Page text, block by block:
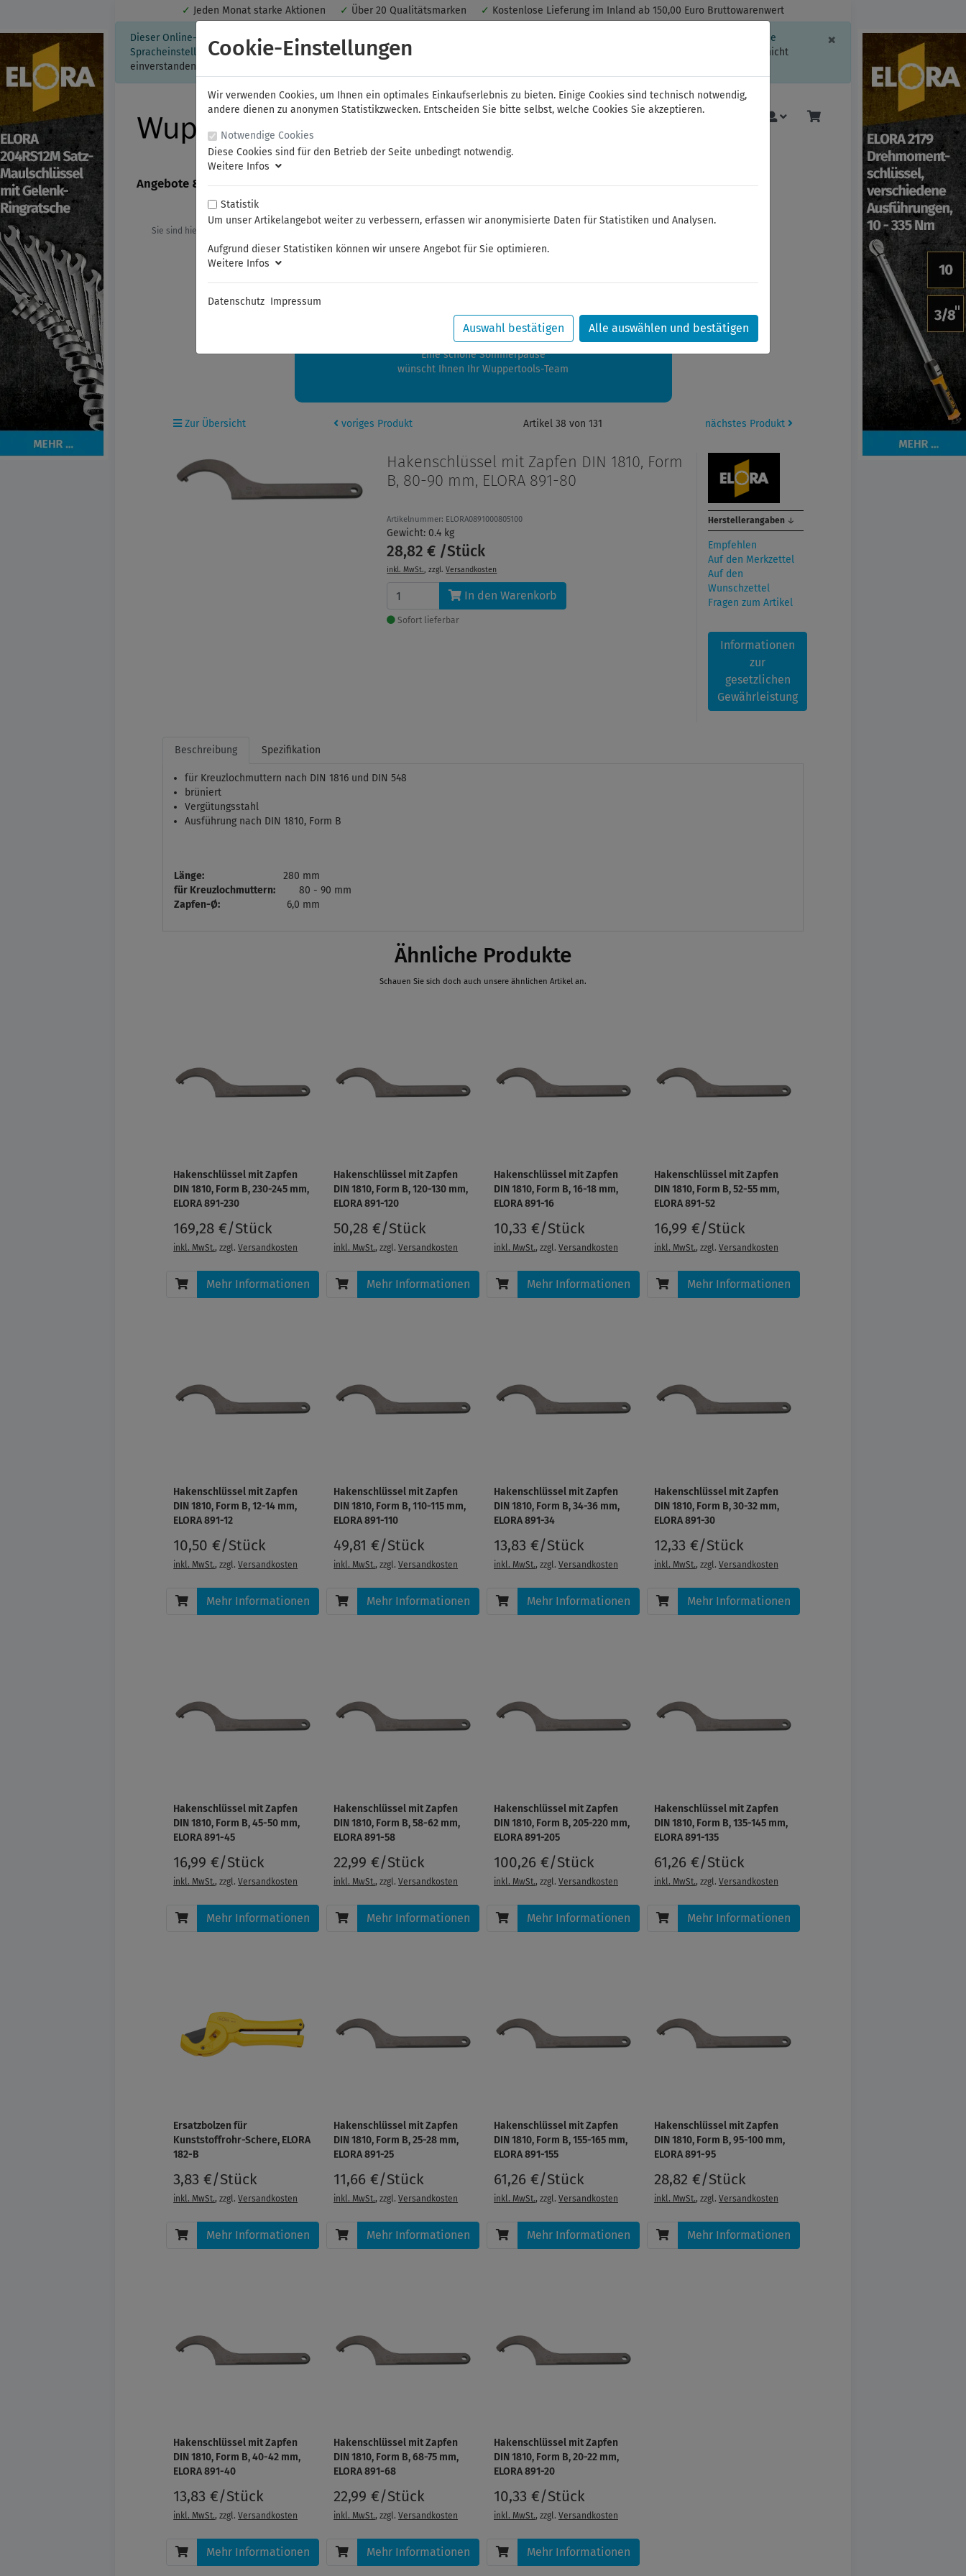
✓ Jeden Monat starke Aktionen ✓ Über 20 Qualitätsmarken ✓ Kostenlose Lieferung im Inland ab 150,00 Euro Bruttowarenwert
× Schließen
Dieser Online-Shop verwendet Cookies für ein optimales Einkaufserlebnis. Dabei werden beispielsweise die Session-Informationen oder die
Spracheinstellung auf Ihrem Rechner gespeichert. Ohne Cookies ist der Funktionsumfang des Online-Shops eingeschränkt.
Sind Sie damit nicht
einverstanden, klicken Sie bitte hier.
Angebote & Neuheiten FAMAG NWS ELORA FELO Bauer & Böcker Mehr
Sie sind hier:
Sommerferien
zwischen 28.07.2026 und 21.08.2026 machen auch wir Urlaub.
Ihre Bestellungen in diesem Zeitraum werden ab dem 24.08.2026 verschickt.
Eine schöne Sommerpause
wünscht Ihnen Ihr Wuppertools-Team
Zur Übersicht voriges Produkt Artikel 38 von 131 nächstes Produkt
Hakenschlüssel mit Zapfen DIN 1810, Form
B, 80-90 mm, ELORA 891-80
Artikelnummer: ELORA0891000805100
Gewicht: 0.4 kg
28,82 € /Stück
inkl. MwSt., zzgl.Versandkosten
In den Warenkorb
Sofort lieferbar
Herstellerangaben ↓
Empfehlen
Auf den Merkzettel
Auf den
Wunschzettel
Fragen zum Artikel
Informationen
zur
gesetzlichen
Gewährleistung
Beschreibung Spezifikation
für Kreuzlochmuttern nach DIN 1816 und DIN 548
brüniert
Vergütungsstahl
Ausführung nach DIN 1810, Form B
Länge:
280 mm
für Kreuzlochmuttern:
80 - 90 mm
Zapfen-Ø:
6,0 mm
Ähnliche Produkte
Schauen Sie sich doch auch unsere ähnlichen Artikel an.
Hakenschlüssel mit Zapfen
DIN 1810, Form B, 230-245 mm,
ELORA 891-230
169,28 €/Stück
inkl. MwSt., zzgl.Versandkosten
Mehr Informationen
Hakenschlüssel mit Zapfen
DIN 1810, Form B, 120-130 mm,
ELORA 891-120
50,28 €/Stück
inkl. MwSt., zzgl.Versandkosten
Mehr Informationen
Hakenschlüssel mit Zapfen
DIN 1810, Form B, 16-18 mm,
ELORA 891-16
10,33 €/Stück
inkl. MwSt., zzgl. Versandkosten
Mehr Informationen
Hakenschlüssel mit Zapfen
DIN 1810, Form B, 52-55 mm,
ELORA 891-52
16,99 €/Stück
inkl. MwSt., zzgl. Versandkosten
Mehr Informationen
Hakenschlüssel mit Zapfen
DIN 1810, Form B, 12-14 mm,
ELORA 891-12
10,50 €/Stück
inkl. MwSt., zzgl.Versandkosten
Mehr Informationen
Hakenschlüssel mit Zapfen
DIN 1810, Form B, 110-115 mm,
ELORA 891-110
49,81 €/Stück
inkl. MwSt., zzgl.Versandkosten
Mehr Informationen
Hakenschlüssel mit Zapfen
DIN 1810, Form B, 34-36 mm,
ELORA 891-34
13,83 €/Stück
inkl. MwSt., zzgl. Versandkosten
Mehr Informationen
Hakenschlüssel mit Zapfen
DIN 1810, Form B, 30-32 mm,
ELORA 891-30
12,33 €/Stück
inkl. MwSt., zzgl. Versandkosten
Mehr Informationen
Hakenschlüssel mit Zapfen
DIN 1810, Form B, 45-50 mm,
ELORA 891-45
16,99 €/Stück
inkl. MwSt., zzgl.Versandkosten
Mehr Informationen
Hakenschlüssel mit Zapfen
DIN 1810, Form B, 58-62 mm,
ELORA 891-58
22,99 €/Stück
inkl. MwSt., zzgl.Versandkosten
Mehr Informationen
Hakenschlüssel mit Zapfen
DIN 1810, Form B, 205-220 mm,
ELORA 891-205
100,26 €/Stück
inkl. MwSt., zzgl. Versandkosten
Mehr Informationen
Hakenschlüssel mit Zapfen
DIN 1810, Form B, 135-145 mm,
ELORA 891-135
61,26 €/Stück
inkl. MwSt., zzgl. Versandkosten
Mehr Informationen
Ersatzbolzen für
Kunststoffrohr-Schere, ELORA
182-B
3,83 €/Stück
inkl. MwSt., zzgl.Versandkosten
Mehr Informationen
Hakenschlüssel mit Zapfen
DIN 1810, Form B, 25-28 mm,
ELORA 891-25
11,66 €/Stück
inkl. MwSt., zzgl.Versandkosten
Mehr Informationen
Hakenschlüssel mit Zapfen
DIN 1810, Form B, 155-165 mm,
ELORA 891-155
61,26 €/Stück
inkl. MwSt., zzgl. Versandkosten
Mehr Informationen
Hakenschlüssel mit Zapfen
DIN 1810, Form B, 95-100 mm,
ELORA 891-95
28,82 €/Stück
inkl. MwSt., zzgl. Versandkosten
Mehr Informationen
Hakenschlüssel mit Zapfen
DIN 1810, Form B, 40-42 mm,
ELORA 891-40
13,83 €/Stück
inkl. MwSt., zzgl.Versandkosten
Mehr Informationen
Hakenschlüssel mit Zapfen
DIN 1810, Form B, 68-75 mm,
ELORA 891-68
22,99 €/Stück
inkl. MwSt., zzgl.Versandkosten
Mehr Informationen
Hakenschlüssel mit Zapfen
DIN 1810, Form B, 20-22 mm,
ELORA 891-20
10,33 €/Stück
inkl. MwSt., zzgl. Versandkosten
Mehr Informationen
Cookie-Einstellungen
Wir verwenden Cookies, um Ihnen ein optimales Einkaufserlebnis zu bieten. Einige Cookies sind technisch notwendig,
andere dienen zu anonymen Statistikzwecken. Entscheiden Sie bitte selbst, welche Cookies Sie akzeptieren.
Notwendige Cookies
Diese Cookies sind für den Betrieb der Seite unbedingt notwendig.
Weitere Infos
Statistik
Um unser Artikelangebot weiter zu verbessern, erfassen wir anonymisierte Daten für Statistiken und Analysen.
Aufgrund dieser Statistiken können wir unsere Angebot für Sie optimieren.
Weitere Infos
Datenschutz Impressum
Auswahl bestätigen Alle auswählen und bestätigen